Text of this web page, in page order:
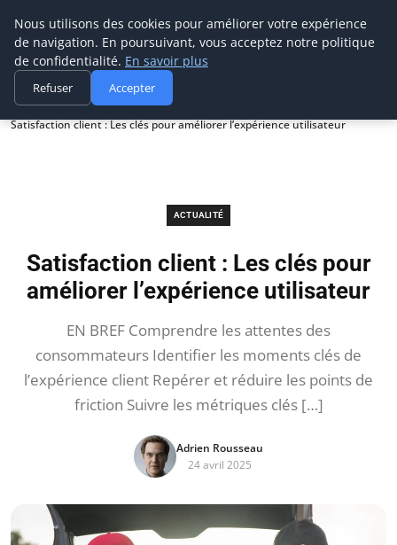
Prospection Pro
Accueil
Actualité
Satisfaction client : Les clés pour améliorer l’expérience utilisateur
ACTUALITÉ
Satisfaction client : Les clés pour
améliorer l’expérience utilisateur
EN BREF Comprendre les attentes des
consommateurs Identifier les moments clés de
l’expérience client Repérer et réduire les points de
friction Suivre les métriques clés […]
Adrien Rousseau
24 avril 2025
Nous utilisons des cookies pour améliorer votre expérience
de navigation. En poursuivant, vous acceptez notre politique
de confidentialité. En savoir plus
Refuser Accepter